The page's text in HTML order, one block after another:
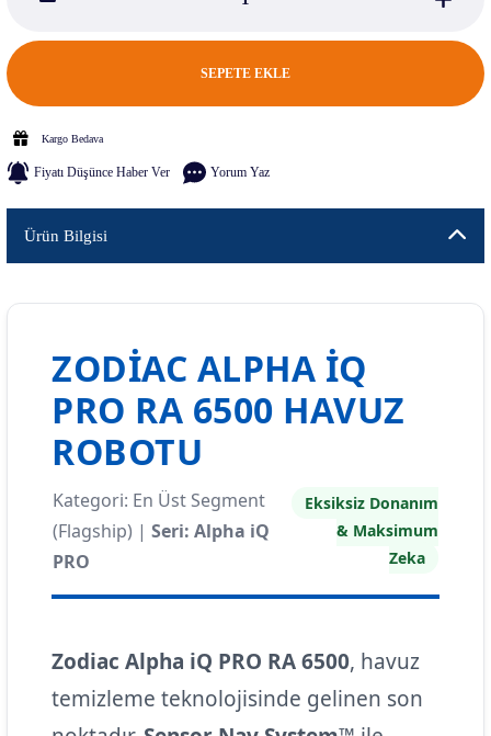
SEPETE EKLE
Kargo Bedava
Fiyatı Düşünce Haber Ver Yorum Yaz
Ürün Bilgisi
ZODIAC ALPHA IQ
PRO RA 6500 HAVUZ
ROBOTU
Kategori: En Üst Segment
(Flagship) | Seri: Alpha iQ
PRO
Eksiksiz Donanım
& Maksimum
Zeka
Zodiac Alpha iQ PRO RA 6500, havuz
temizleme teknolojisinde gelinen son